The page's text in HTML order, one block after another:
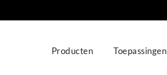
Producten Toepassingen